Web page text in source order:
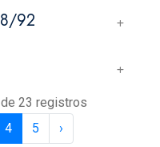
92
23 registros
4 5 ›